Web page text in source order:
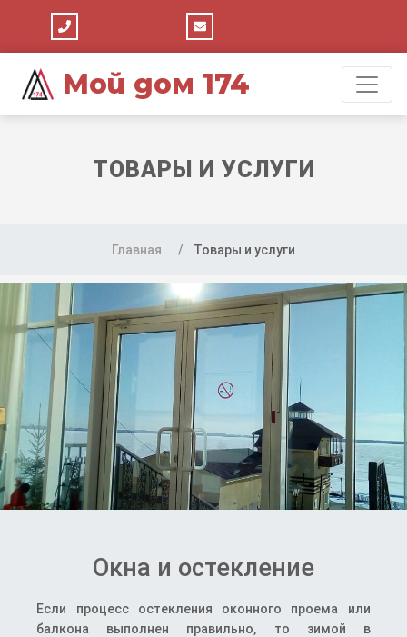
Мой дом 174
ТОВАРЫ И УСЛУГИ
Главная Товары и услуги
Окна и остекление
Если процесс остекления оконного проема или
балкона выполнен правильно, то зимой в